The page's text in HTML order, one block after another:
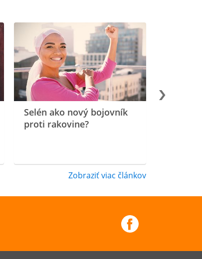
Selén ako nový bojovník
proti rakovine?
Zobraziť viac článkov